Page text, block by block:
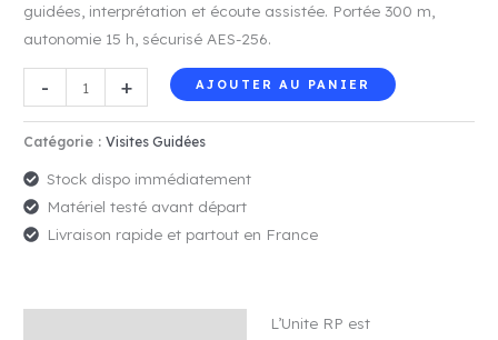
guidées, interprétation et écoute assistée. Portée 300 m,
autonomie 15 h, sécurisé AES-256.
-
quantité
de
Récepteur
poche
numérique
-
+ AJOUTER AU PANIER
Catégorie :Visites Guidées
Stock dispo immédiatement
Matériel testé avant départ
Livraison rapide et partout en France
L’Unite RP est